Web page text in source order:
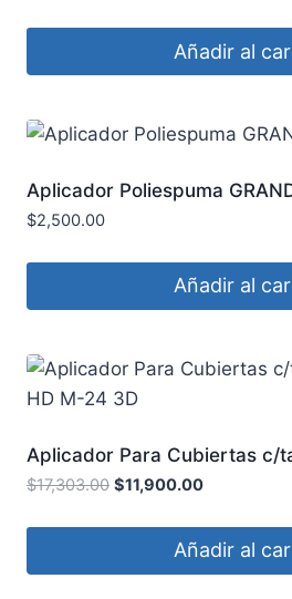
Añadir al
Aplicador Poliespuma
$2,500.00
Añadir al
Aplicador Para Cubiertas c/
HD M-24 3D
$17,303.00 $11,900.00
Añadir al